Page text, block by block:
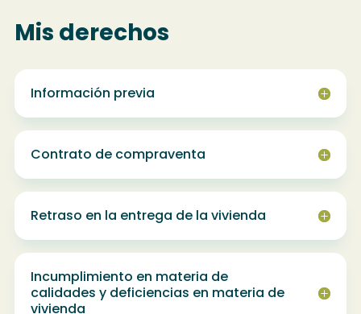
Mis derechos
Información previa
Contrato de compraventa
Retraso en la entrega de la vivienda
Incumplimiento en materia de
calidades y deficiencias en materia de
vivienda